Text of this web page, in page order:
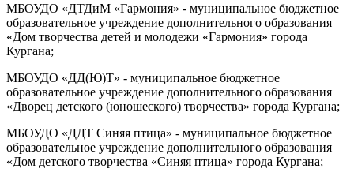
МБОУДО «ДТДиМ «Гармония» - муниципальное бюджетное
образовательное учреждение дополнительного образования
«Дом творчества детей и молодежи «Гармония» города
Кургана;
МБОУДО «ДД(Ю)Т» - муниципальное бюджетное
образовательное учреждение дополнительного образования
«Дворец детского (юношеского) творчества» города Кургана;
МБОУДО «ДДТ Синяя птица» - муниципальное бюджетное
образовательное учреждение дополнительного образования
«Дом детского творчества «Синяя птица» города Кургана;